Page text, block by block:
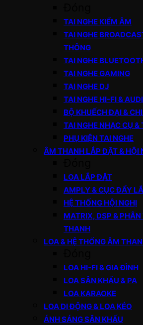
TAI NGHE KIỂM ÂM
TAI NGHE
THÔNG
TAI NGHE
TAI NGHE GAMING
TAI NGHE DJ
TAI NGHE HI-FI &
BỘ KHUẾCH ĐẠI &
TAI NGHE NHẠC CỤ &
PHỤ KIỆN TAI NGHE
ÂM THANH LẮP ĐẶT & HỘI
LOA LẮP ĐẶT
AMPLY & CỤC ĐẨY
HỆ THỐNG HỘI NGHỊ
MATRIX, DSP &
THANH
LOA & HỆ THỐNG ÂM
LOA HI-FI & GIA ĐÌNH
LOA SÂN KHẤU & PA
LOA KARAOKE
LOA DI ĐỘNG & LOA KÉO
ÁNH SÁNG SÂN KHẤU